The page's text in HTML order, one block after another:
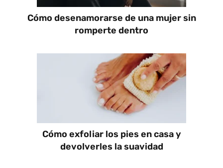
Cómo desenamorarse de una mujer sin
romperte dentro
Cómo exfoliar los pies en casa y
devolverles la suavidad